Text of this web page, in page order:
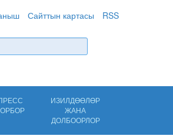
Сайттын картасы RSS
ИЗИЛДӨӨЛӨР
ЖАНА
ДОЛБООРЛОР